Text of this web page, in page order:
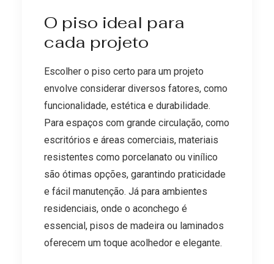
O piso ideal para
cada projeto
Escolher o piso certo para um projeto
envolve considerar diversos fatores, como
funcionalidade, estética e durabilidade.
Para espaços com grande circulação, como
escritórios e áreas comerciais, materiais
resistentes como porcelanato ou vinílico
são ótimas opções, garantindo praticidade
e fácil manutenção. Já para ambientes
residenciais, onde o aconchego é
essencial, pisos de madeira ou laminados
oferecem um toque acolhedor e elegante.